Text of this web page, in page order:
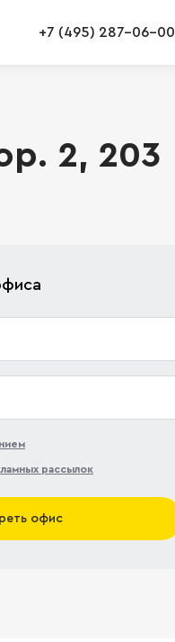
+7 (495) 287-06-00
2, 203
рассылок
офис